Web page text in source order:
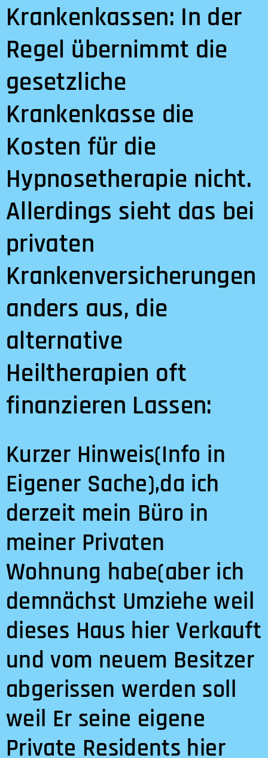
Krankenkassen: In der
Regel übernimmt die
gesetzliche
Krankenkasse die
Kosten für die
Hypnosetherapie nicht.
Allerdings sieht das bei
privaten
Krankenversicherungen
anders aus, die
alternative
Heiltherapien oft
finanzieren Lassen:
Kurzer Hinweis(Info in
Eigener Sache),da ich
derzeit mein Büro in
meiner Privaten
Wohnung habe(aber ich
demnächst Umziehe weil
dieses Haus hier Verkauft
und vom neuem Besitzer
abgerissen werden soll
weil Er seine eigene
Private Residents hier